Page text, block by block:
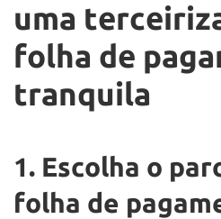
uma
folha de
tranquila
1. Escolha o
folha de